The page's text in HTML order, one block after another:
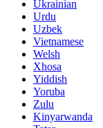
Ukrainian
Urdu
Uzbek
Vietnamese
Welsh
Xhosa
Yiddish
Yoruba
Zulu
Kinyarwanda